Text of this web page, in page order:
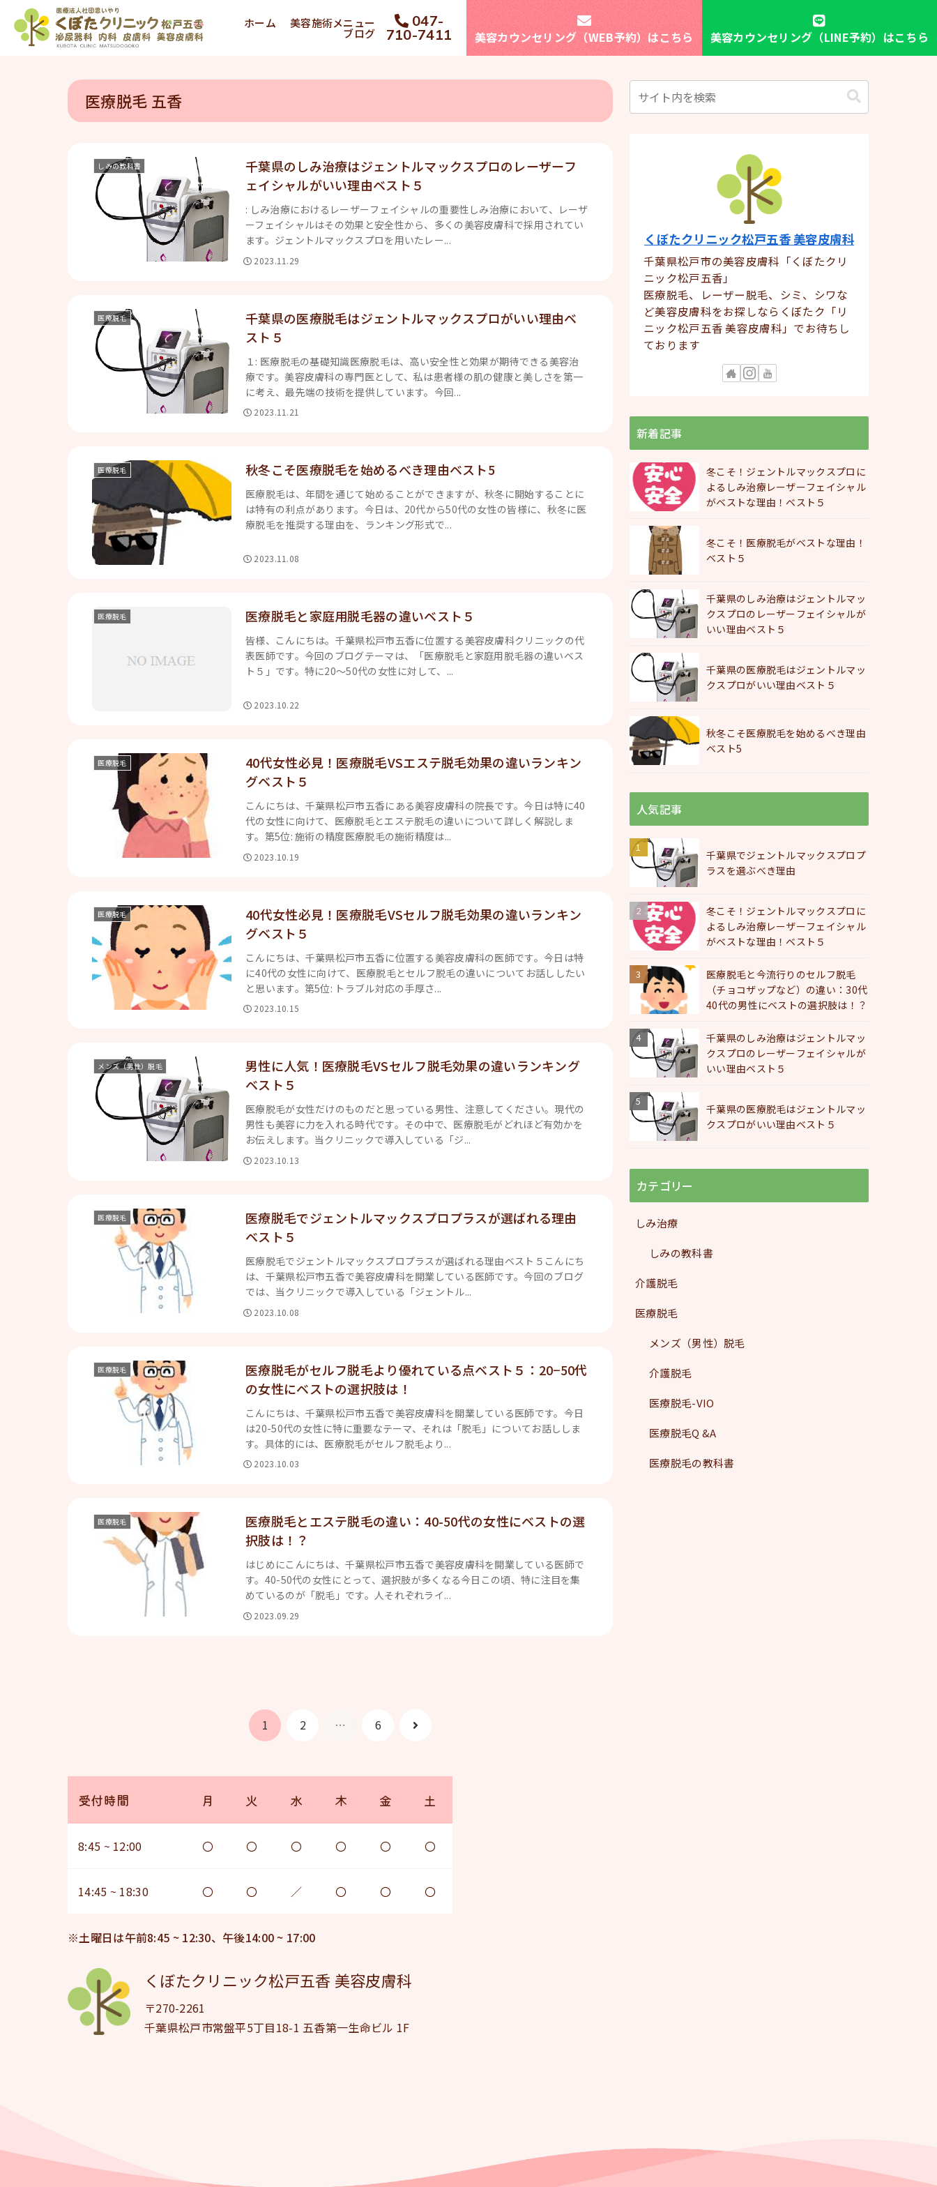
ホーム 美容施術メニュー
ブログ
047-
710-7411
美容カウンセリング（WEB予約）はこちら 美容カウンセリング（LINE予約）はこちら
医療脱毛 五香
しみの教科書
千葉県のしみ治療はジェントルマックスプロのレーザーフ
ェイシャルがいい理由ベスト５
: しみ治療におけるレーザーフェイシャルの重要性しみ治療において、レーザ
ーフェイシャルはその効果と安全性から、多くの美容皮膚科で採用されてい
ます。ジェントルマックスプロを用いたレー...
2023.11.29
医療脱毛
千葉県の医療脱毛はジェントルマックスプロがいい理由ベ
スト５
１: 医療脱毛の基礎知識医療脱毛は、高い安全性と効果が期待できる美容治
療です。美容皮膚科の専門医として、私は患者様の肌の健康と美しさを第一
に考え、最先端の技術を提供しています。今回...
2023.11.21
医療脱毛 秋冬こそ医療脱毛を始めるべき理由ベスト5
医療脱毛は、年間を通じて始めることができますが、秋冬に開始することに
は特有の利点があります。今日は、20代から50代の女性の皆様に、秋冬に医
療脱毛を推奨する理由を、ランキング形式で...
2023.11.08
医療脱毛 医療脱毛と家庭用脱毛器の違いベスト５
皆様、こんにちは。千葉県松戸市五香に位置する美容皮膚科クリニックの代
表医師です。今回のブログテーマは、「医療脱毛と家庭用脱毛器の違いベス
ト５」です。特に20～50代の女性に対して、...
2023.10.22
医療脱毛
40代女性必見！医療脱毛VSエステ脱毛効果の違いランキン
グベスト５
こんにちは、千葉県松戸市五香にある美容皮膚科の院長です。今日は特に40
代の女性に向けて、医療脱毛とエステ脱毛の違いについて詳しく解説しま
す。第5位: 施術の精度医療脱毛の施術精度は...
2023.10.19
医療脱毛
40代女性必見！医療脱毛VSセルフ脱毛効果の違いランキン
グベスト５
こんにちは、千葉県松戸市五香に位置する美容皮膚科の医師です。今日は特
に40代の女性に向けて、医療脱毛とセルフ脱毛の違いについてお話ししたい
と思います。第5位: トラブル対応の手厚さ...
2023.10.15
メンズ（男性）脱毛
男性に人気！医療脱毛VSセルフ脱毛効果の違いランキング
ベスト５
医療脱毛が女性だけのものだと思っている男性、注意してください。現代の
男性も美容に力を入れる時代です。その中で、医療脱毛がどれほど有効かを
お伝えします。当クリニックで導入している「ジ...
2023.10.13
医療脱毛
医療脱毛でジェントルマックスプロプラスが選ばれる理由
ベスト５
医療脱毛でジェントルマックスプロプラスが選ばれる理由ベスト５こんにち
は、千葉県松戸市五香で美容皮膚科を開業している医師です。今回のブログ
では、当クリニックで導入している「ジェントル...
2023.10.08
医療脱毛
医療脱毛がセルフ脱毛より優れている点ベスト５：20−50代
の女性にベストの選択肢は！
こんにちは、千葉県松戸市五香で美容皮膚科を開業している医師です。今日
は20-50代の女性に特に重要なテーマ、それは「脱毛」についてお話ししま
す。具体的には、医療脱毛がセルフ脱毛より...
2023.10.03
医療脱毛
医療脱毛とエステ脱毛の違い：40-50代の女性にベストの選
択肢は！？
はじめにこんにちは、千葉県松戸市五香で美容皮膚科を開業している医師で
す。40-50代の女性にとって、選択肢が多くなる今日この頃、特に注目を集
めているのが「脱毛」です。人それぞれライ...
2023.09.29
1 2 … 6
次
くぼたクリニック松戸五香 美容皮膚科
千葉県松戸市の美容皮膚科「くぼたクリ
ニック松戸五香」
医療脱毛、レーザー脱毛、シミ、シワな
ど美容皮膚科をお探しならくぼたク「リ
ニック松戸五香 美容皮膚科」でお待ちし
ております
新着記事
冬こそ！ジェントルマックスプロに
よるしみ治療レーザーフェイシャル
がベストな理由！ベスト５
冬こそ！医療脱毛がベストな理由！
ベスト５
千葉県のしみ治療はジェントルマッ
クスプロのレーザーフェイシャルが
いい理由ベスト５
千葉県の医療脱毛はジェントルマッ
クスプロがいい理由ベスト５
秋冬こそ医療脱毛を始めるべき理由
ベスト5
人気記事
千葉県でジェントルマックスプロプ
ラスを選ぶべき理由
冬こそ！ジェントルマックスプロに
よるしみ治療レーザーフェイシャル
がベストな理由！ベスト５
医療脱毛と今流行りのセルフ脱毛
（チョコザップなど）の違い：30代
40代の男性にベストの選択肢は！？
千葉県のしみ治療はジェントルマッ
クスプロのレーザーフェイシャルが
いい理由ベスト５
千葉県の医療脱毛はジェントルマッ
クスプロがいい理由ベスト５
カテゴリー
しみ治療
しみの教科書
介護脱毛
医療脱毛
メンズ（男性）脱毛
介護脱毛
医療脱毛-VIO
医療脱毛Q &A
医療脱毛の教科書
受付時間 月 火 水 木 金 土
8:45 ~ 12:00 〇 〇 〇 〇 〇 〇
14:45 ~ 18:30 〇 〇 ／ 〇 〇 〇
※土曜日は午前8:45 ~ 12:30、午後14:00 ~ 17:00
くぼたクリニック松戸五香 美容皮膚科
〒270-2261
千葉県松戸市常盤平5丁目18-1 五香第一生命ビル 1F